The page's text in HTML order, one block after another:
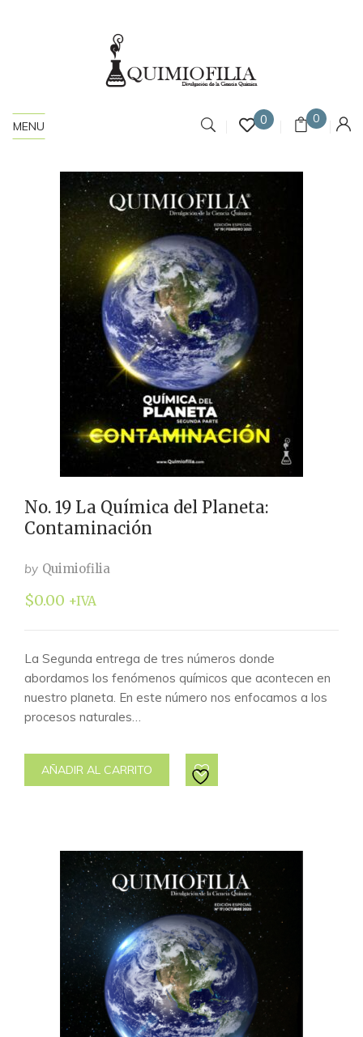
MENU 0 0
No. 19 La Química del Planeta:
Contaminación
by Quimiofilia
$0.00 +IVA
La Segunda entrega de tres números donde
abordamos los fenómenos químicos que acontecen en
nuestro planeta. En este número nos enfocamos a los
procesos naturales…
AÑADIR AL CARRITO